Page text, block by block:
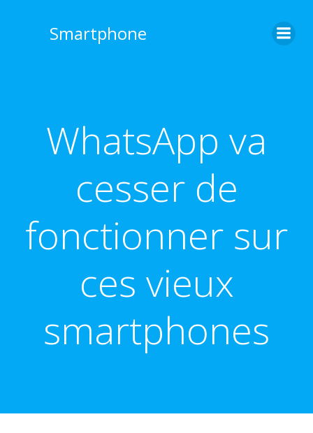
Smartphone
WhatsApp va
cesser de
fonctionner sur
ces vieux
smartphones